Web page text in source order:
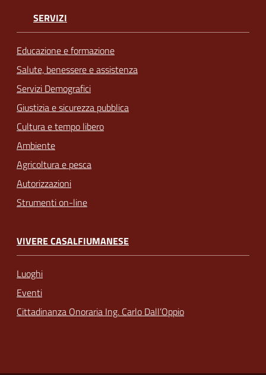
SERVIZI
Educazione e formazione
Salute, benessere e assistenza
Servizi Demografici
Giustizia e sicurezza pubblica
Cultura e tempo libero
Ambiente
Agricoltura e pesca
Autorizzazioni
Strumenti on-line
VIVERE CASALFIUMANESE
Luoghi
Eventi
Cittadinanza Onoraria Ing. Carlo Dall’Oppio